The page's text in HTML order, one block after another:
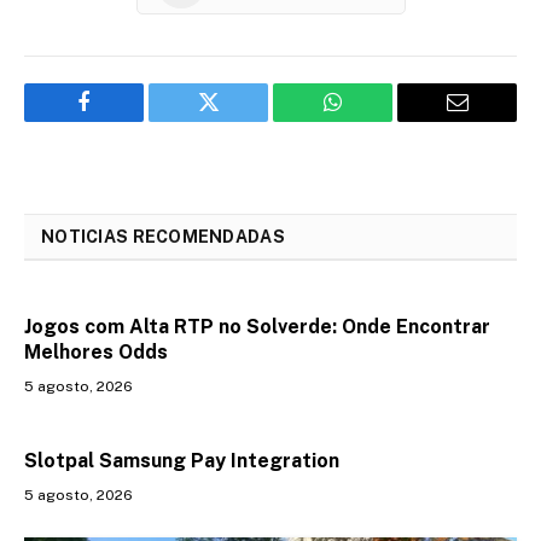
Facebook Twitter WhatsApp Email
NOTICIAS RECOMENDADAS
Jogos com Alta RTP no Solverde: Onde Encontrar
Melhores Odds
5 agosto, 2026
Slotpal Samsung Pay Integration
5 agosto, 2026